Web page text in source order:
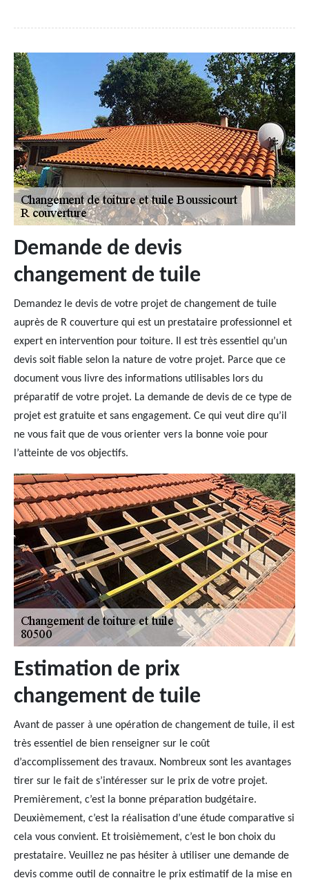
Demande de devis
changement de tuile
Demandez le devis de votre projet de changement de tuile
auprès de R couverture qui est un prestataire professionnel et
expert en intervention pour toiture. Il est très essentiel qu’un
devis soit fiable selon la nature de votre projet. Parce que ce
document vous livre des informations utilisables lors du
préparatif de votre projet. La demande de devis de ce type de
projet est gratuite et sans engagement. Ce qui veut dire qu’il
ne vous fait que de vous orienter vers la bonne voie pour
l’atteinte de vos objectifs.
Estimation de prix
changement de tuile
Avant de passer à une opération de changement de tuile, il est
très essentiel de bien renseigner sur le coût
d’accomplissement des travaux. Nombreux sont les avantages
tirer sur le fait de s’intéresser sur le prix de votre projet.
Premièrement, c’est la bonne préparation budgétaire.
Deuxièmement, c’est la réalisation d’une étude comparative si
cela vous convient. Et troisièmement, c’est le bon choix du
prestataire. Veuillez ne pas hésiter à utiliser une demande de
devis comme outil de connaitre le prix estimatif de la mise en